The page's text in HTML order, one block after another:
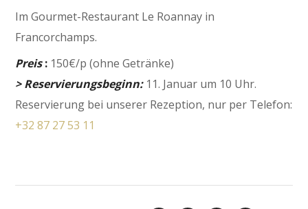
Im Gourmet-Restaurant Le Roannay in
Francorchamps.
Preis : 150€/p (ohne Getränke)
> Reservierungsbeginn: 11. Januar um 10 Uhr.
Reservierung bei unserer Rezeption, nur per Telefon:
+32 87 27 53 11